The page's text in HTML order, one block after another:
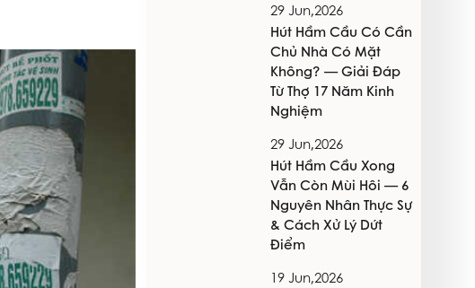
29 Jun,2026
Hút Hầm Cầu Có Cần
Chủ Nhà Có Mặt
Không? — Giải Đáp
Từ Thợ 17 Năm Kinh
Nghiệm
29 Jun,2026
Hút Hầm Cầu Xong
Vẫn Còn Mùi Hôi — 6
Nguyên Nhân Thực Sự
& Cách Xử Lý Dứt
Điểm
19 Jun,2026